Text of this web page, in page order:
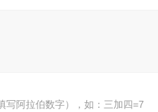
写阿拉伯数字），如：三加四=7